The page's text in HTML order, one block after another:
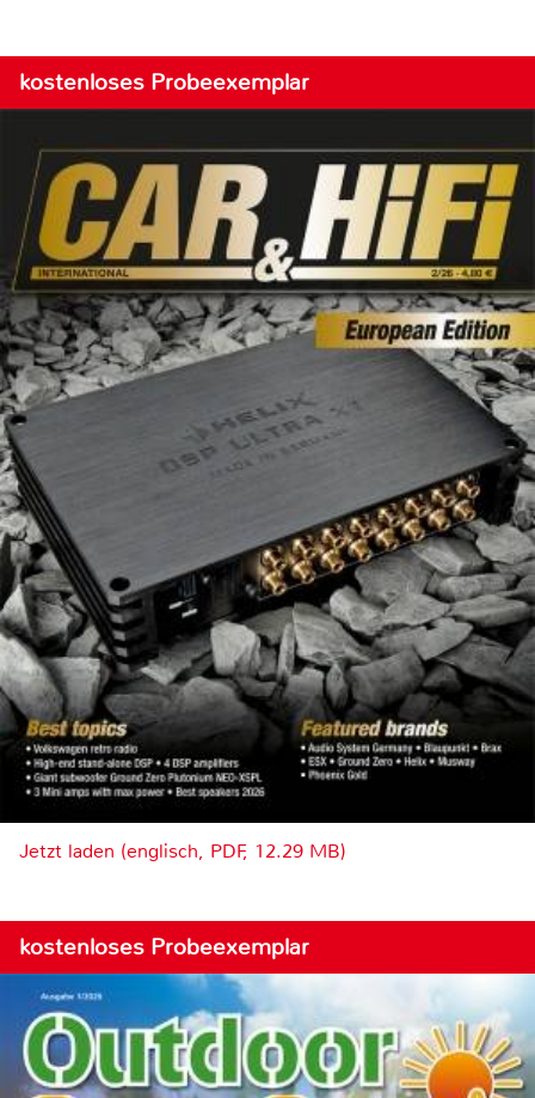
kostenloses Probeexemplar
Jetzt laden (englisch, PDF, 12.29 MB)
kostenloses Probeexemplar